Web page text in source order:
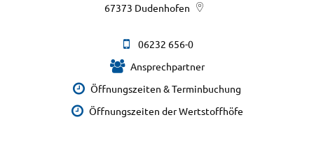
67373 Dudenhofen
06232 656-0
Ansprechpartner
Öffnungszeiten & Terminbuchung
Öffnungszeiten der Wertstoffhöfe